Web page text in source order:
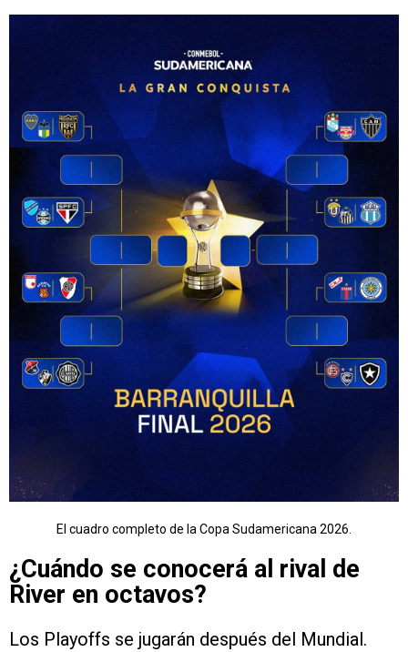
El cuadro completo de la Copa Sudamericana 2026.
¿Cuándo se conocerá al rival de
River en octavos?
Los Playoffs se jugarán después del Mundial.